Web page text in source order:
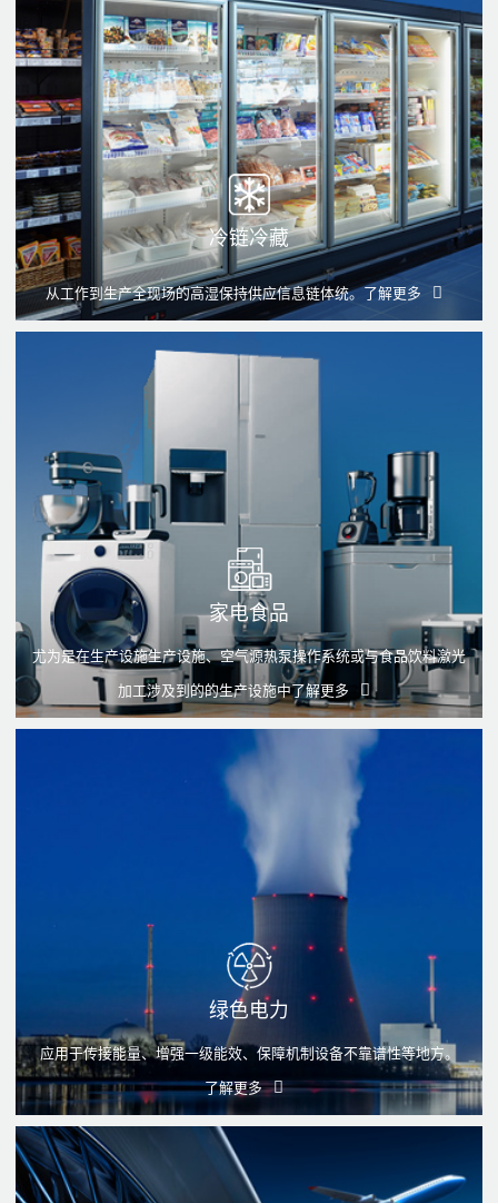
冷链冷藏
从工作到生产全现场的高湿保持供应信息链体统。了解更多
家电食品
尤为是在生产设施生产设施、空气源热泵操作系统或与食品饮料激光
加工涉及到的的生产设施中了解更多
绿色电力
应用于传接能量、增强一级能效、保障机制设备不靠谱性等地方。
了解更多